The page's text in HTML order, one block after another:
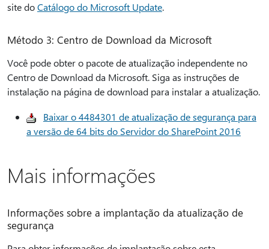
site doCatálogo do Microsoft Update.
Método 3: Centro de Download da Microsoft
Você pode obter o pacote de atualização independente no
Centro de Download da Microsoft. Siga as instruções de
instalação na página de download para instalar a atualização.
Baixar o 4484301 de atualização de segurança para
a versão de 64 bits do Servidor do SharePoint 2016
Mais informações
Informações sobre a implantação da atualização de
segurança